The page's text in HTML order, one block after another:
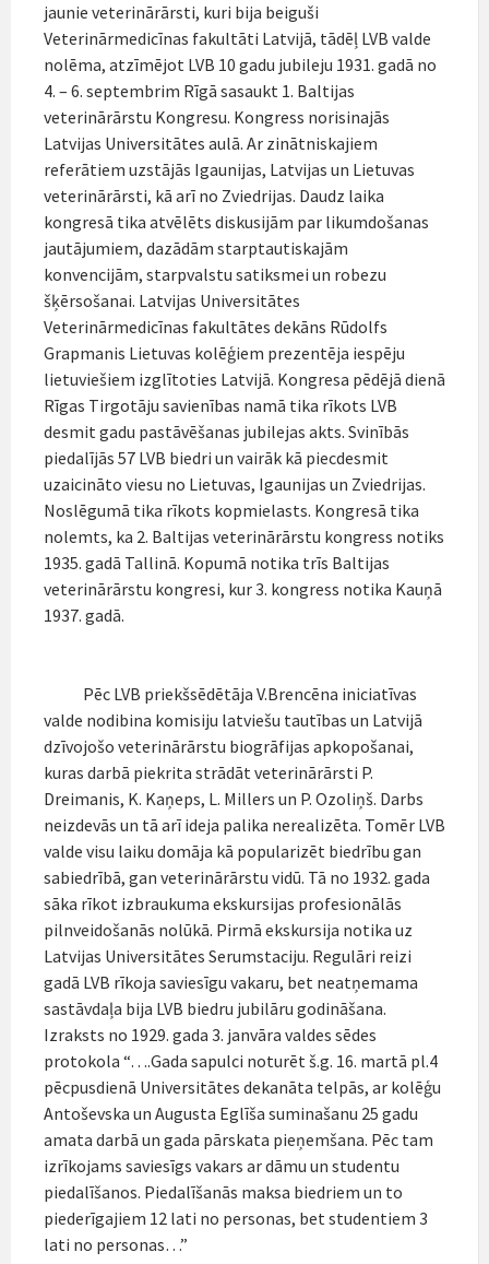
jaunie veterinārārsti, kuri bija beiguši
Veterinārmedicīnas fakultāti Latvijā, tādēļ LVB valde
nolēma, atzīmējot LVB 10 gadu jubileju 1931. gadā no
4. – 6. septembrim Rīgā sasaukt 1. Baltijas
veterinārārstu Kongresu. Kongress norisinajās
Latvijas Universitātes aulā. Ar zinātniskajiem
referātiem uzstājās Igaunijas, Latvijas un Lietuvas
veterinārārsti, kā arī no Zviedrijas. Daudz laika
kongresā tika atvēlēts diskusijām par likumdošanas
jautājumiem, dazādām starptautiskajām
konvencijām, starpvalstu satiksmei un robezu
šķērsošanai. Latvijas Universitātes
Veterinārmedicīnas fakultātes dekāns Rūdolfs
Grapmanis Lietuvas kolēģiem prezentēja iespēju
lietuviešiem izglītoties Latvijā. Kongresa pēdējā dienā
Rīgas Tirgotāju savienības namā tika rīkots LVB
desmit gadu pastāvēšanas jubilejas akts. Svinībās
piedalījās 57 LVB biedri un vairāk kā piecdesmit
uzaicināto viesu no Lietuvas, Igaunijas un Zviedrijas.
Noslēgumā tika rīkots kopmielasts. Kongresā tika
nolemts, ka 2. Baltijas veterinārārstu kongress notiks
1935. gadā Tallinā. Kopumā notika trīs Baltijas
veterinārārstu kongresi, kur 3. kongress notika Kauņā
1937. gadā.
Pēc LVB priekšsēdētāja V.Brencēna iniciatīvas
valde nodibina komisiju latviešu tautības un Latvijā
dzīvojošo veterinārārstu biogrāfijas apkopošanai,
kuras darbā piekrita strādāt veterinārārsti P.
Dreimanis, K. Kaņeps, L. Millers un P. Ozoliņš. Darbs
neizdevās un tā arī ideja palika nerealizēta. Tomēr LVB
valde visu laiku domāja kā popularizēt biedrību gan
sabiedrībā, gan veterinārārstu vidū. Tā no 1932. gada
sāka rīkot izbraukuma ekskursijas profesionālās
pilnveidošanās nolūkā. Pirmā ekskursija notika uz
Latvijas Universitātes Serumstaciju. Regulāri reizi
gadā LVB rīkoja saviesīgu vakaru, bet neatņemama
sastāvdaļa bija LVB biedru jubilāru godināšana.
Izraksts no 1929. gada 3. janvāra valdes sēdes
protokola “….Gada sapulci noturēt š.g. 16. martā pl.4
pēcpusdienā Universitātes dekanāta telpās, ar kolēģu
Antoševska un Augusta Eglīša suminašanu 25 gadu
amata darbā un gada pārskata pieņemšana. Pēc tam
izrīkojams saviesīgs vakars ar dāmu un studentu
piedalīšanos. Piedalīšanās maksa biedriem un to
piederīgajiem 12 lati no personas, bet studentiem 3
lati no personas…”